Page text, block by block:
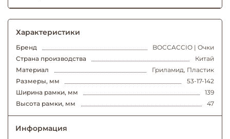
Характеристики
Бренд
BOCCACCIO | Очки
Страна производства
Китай
Материал
Гриламид, Пластик
Размеры, мм
53-17-142
Ширина рамки, мм
139
Высота рамки, мм
47
Информация